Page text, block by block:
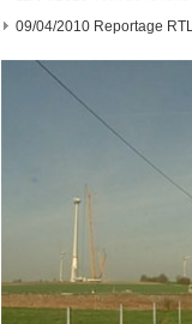
09/04/2010 Reportage